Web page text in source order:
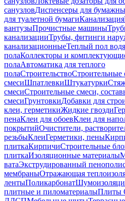
санузловДиспенсеры для
для туалетной бумагиКанализация
вантузыПрочистные машины
канализацииТрубы, фитинги
канализационныеТеплый пол
полаКоллекторы и
полаАвтоматика для теплого
полаСтроительствоСтроительные
смесиШпатлевкиШтукатурки
смесиСтроительные смеси,
смесиГрунтовкиДобавки для
клеи, герметикиЖидкие гвозди
пенаКлеи для обоевКлеи для
покрытийОчистители,
резьбыКлеиГерметики, пены
плиткаКирпичиСтроительные
плиткаИзоляционные материалы
ватаЭкструдированный
мембраныОтражающая
лентыПоликарбонат
плитные и пиломатериалыПлиты